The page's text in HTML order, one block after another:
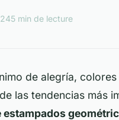
5 min de lecture
de alegría,
las tendencias más